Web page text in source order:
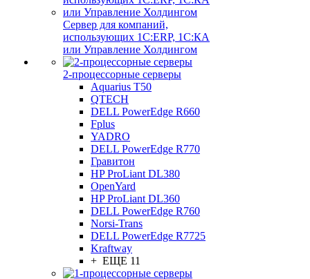
Сервер для компаний,
использующих 1C:ERP, 1С:КА
или Управление Холдингом
2-процессорные серверы
Aquarius T50
QTECH
DELL PowerEdge R660
Fplus
YADRO
DELL PowerEdge R770
Гравитон
HP ProLiant DL380
OpenYard
HP ProLiant DL360
DELL PowerEdge R760
Norsi-Trans
DELL PowerEdge R7725
Kraftway
+ ЕЩЕ 11